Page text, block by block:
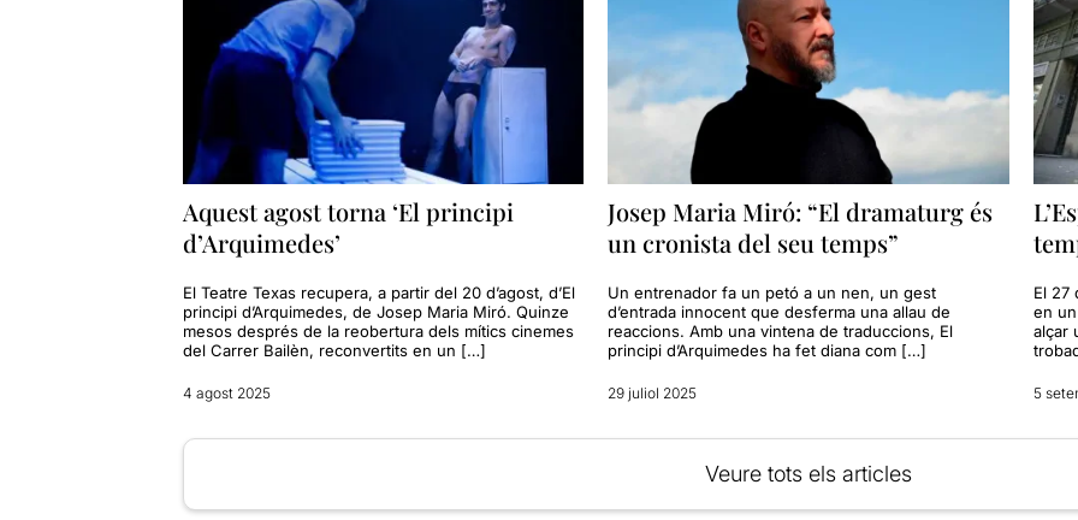
Aquest agost torna ‘El principi
d’Arquimedes’
El Teatre Texas recupera, a partir del 20 d’agost, d’El
principi d’Arquimedes, de Josep Maria Miró. Quinze
mesos després de la reobertura dels mítics cinemes
del Carrer Bailèn, reconvertits en un […]
4 agost 2025
Josep Maria Miró: “El dramaturg és
un cronista del seu temps”
Un entrenador fa un petó a un nen, un gest
d’entrada innocent que desferma una allau de
reaccions. Amb una vintena de traduccions, El
principi d’Arquimedes ha fet diana com […]
29 juliol 2025
El 27
en
alçar
5
Veure tots els articles